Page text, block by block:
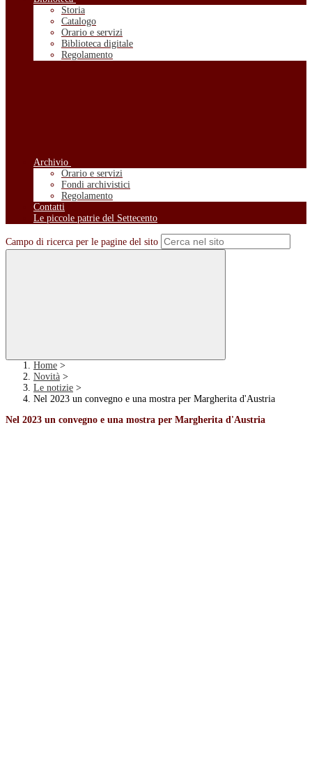
Storia
Catalogo
Orario e servizi
Biblioteca digitale
Regolamento
Archivio
Orario e servizi
Fondi archivistici
Regolamento
Contatti
Le piccole patrie del Settecento
Campo di ricerca per le pagine del sito
Home >
Novità >
Le notizie >
Nel 2023 un convegno e una mostra per Margherita d'Austria
Nel 2023 un convegno e una mostra per Margherita d'Austria